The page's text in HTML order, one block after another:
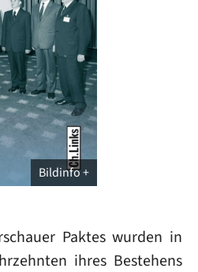
Bildinfo
Paktes wurden in
ihres Bestehens